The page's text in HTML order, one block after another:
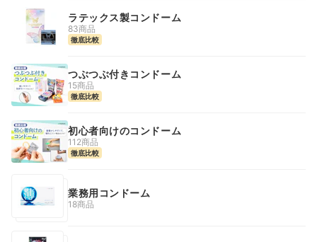
ラテックス製コンドーム
83商品
徹底比較
つぶつぶ付きコンドーム
15商品
徹底比較
初心者向けのコンドーム
112商品
徹底比較
業務用コンドーム
18商品